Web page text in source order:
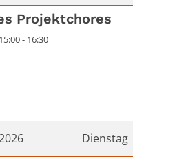
2026
Projektchores
- 16:30
Dienstag